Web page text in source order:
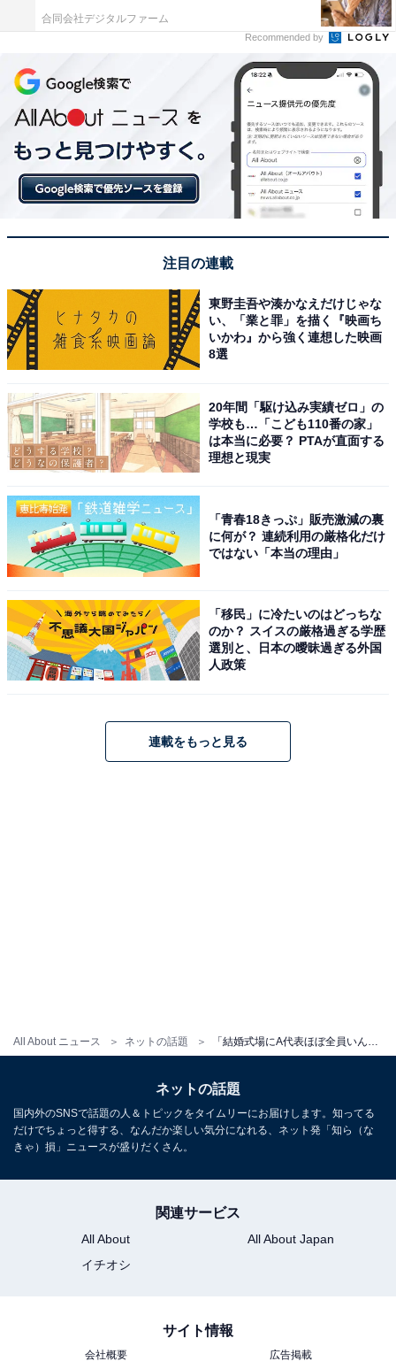
All About ニュース ネットの話題
合同会社デジタルファーム
Recommended by
注目の連載
東野圭吾や湊かなえだけじゃな
い、「業と罪」を描く『映画ち
いかわ』から強く連想した映画
8選
20年間「駆け込み実績ゼロ」の
学校も…「こども110番の家」
は本当に必要？ PTAが直面する
理想と現実
「青春18きっぷ」販売激減の裏
に何が？ 連続利用の厳格化だけ
ではない「本当の理由」
「移民」に冷たいのはどっちな
のか？ スイスの厳格過ぎる学歴
選別と、日本の曖昧過ぎる外国
人政策
連載をもっと見る
ネットの話題
国内外のSNSで話題の人＆トピックをタイムリーにお届けします。知ってる
だけでちょっと得する、なんだか楽しい気分になれる、ネット発「知ら（な
きゃ）損」ニュースが盛りだくさん。
関連サービス
All About
All About Japan
イチオシ
サイト情報
会社概要 広告掲載